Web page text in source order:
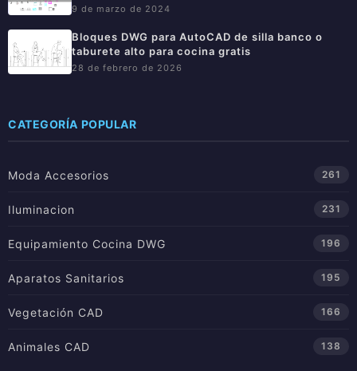
9 de marzo de 2024
Bloques DWG para AutoCAD de silla banco o
taburete alto para cocina gratis
28 de febrero de 2026
CATEGORÍA POPULAR
Moda Accesorios 261
Iluminacion 231
Equipamiento Cocina DWG 196
Aparatos Sanitarios 195
Vegetación CAD 166
Animales CAD 138